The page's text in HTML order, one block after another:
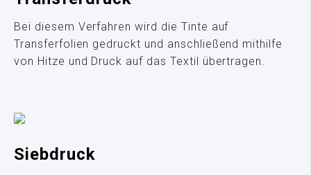
Bei diesem Verfahren wird die Tinte auf
Transferfolien gedruckt und anschließend mithilfe
von Hitze und Druck auf das Textil übertragen.
Siebdruck